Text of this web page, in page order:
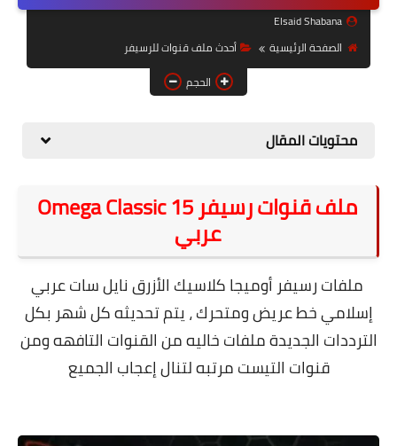
تحديث الرسيفرات
أنظمة تشغيل Windows
حماية
أدوات كهربائية
قوالب وشروحات بلوجر
كوميدي
Elsaid Shabana
الصفحة الرئيسية
أحدث ملف قنوات للرسيفر
الحجم
محتويات المقال
ملف قنوات رسيفر Omega Classic 15
عربي
ملفات رسيفر أوميجا كلاسيك الأزرق نايل سات عربي
إسلامي خط عريض ومتحرك ، يتم تحديثه كل شهر بكل
الترددات الجديدة ملفات خاليه من القنوات التافهه ومن
قنوات التيست مرتبه لتنال إعجاب الجميع